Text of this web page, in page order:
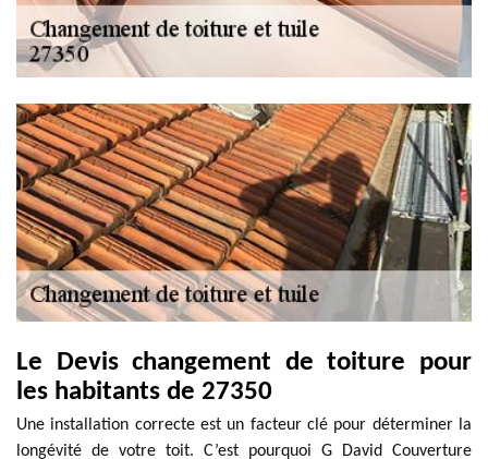
Le Devis changement de toiture pour
les habitants de 27350
Une installation correcte est un facteur clé pour déterminer la
longévité de votre toit. C’est pourquoi G David Couverture